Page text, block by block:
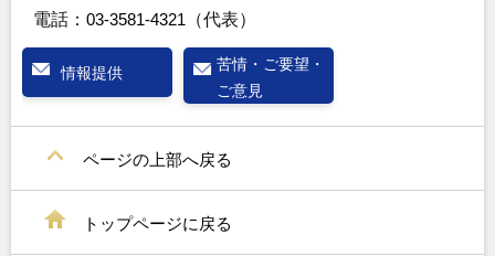
電話： 03-3581-4321 （代表）
情報提供
苦情・ご要望・
ご意見
ページの上部へ戻る
トップページに戻る